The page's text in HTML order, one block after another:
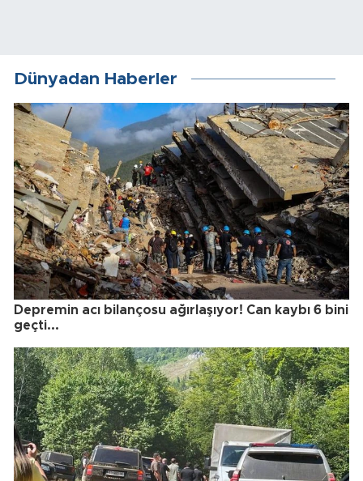
Dünyadan Haberler
Depremin acı bilançosu ağırlaşıyor! Can kaybı 6 bini
geçti...